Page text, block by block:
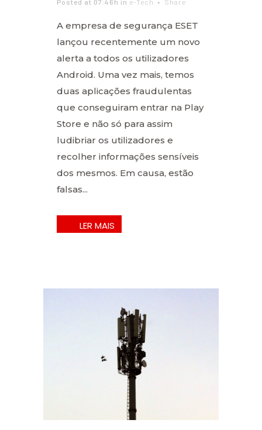
Posted at 07:46h in e-Tech Share
A empresa de segurança ESET
lançou recentemente um novo
alerta a todos os utilizadores
Android. Uma vez mais, temos
duas aplicações fraudulentas
que conseguiram entrar na Play
Store e não só para assim
ludibriar os utilizadores e
recolher informações sensíveis
dos mesmos. Em causa, estão
falsas...